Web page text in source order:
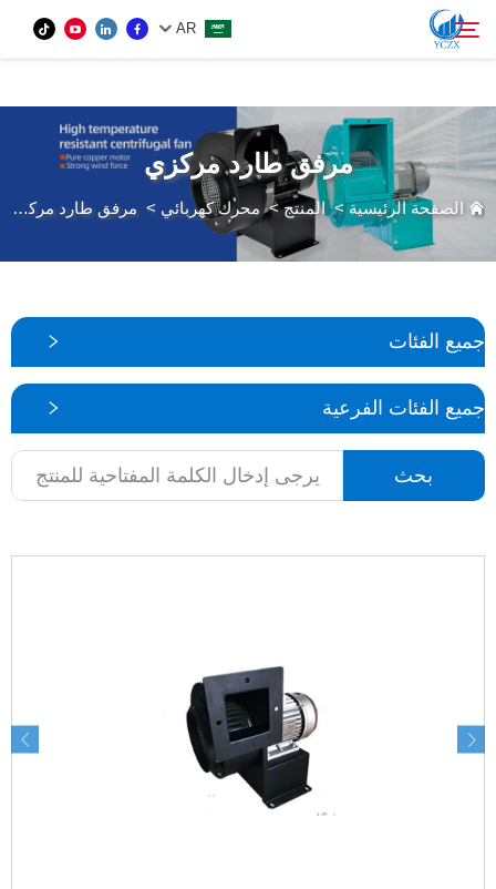
var images = document.getElementsByTagName('img'); for (var i = 0; i <
images.length; i++) { if (!images[i].getAttribute('alt')) { images[i].setAttribute('alt', ''); } }
AR
المنتج
من نحن
اتصل بنا
بحث مرفق طارد مركزي
الصفحة الرئيسية> المنتج>محرك كهربائي > مرفق طارد مركزي
جميع الفئات
جميع الفئات الفرعية
بحث